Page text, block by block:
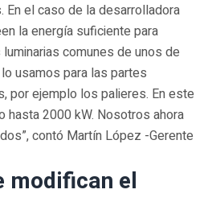
En el caso de la desarrolladora
la energía suficiente para
comunes de unos de
usamos para las partes
por ejemplo los palieres. En este
hasta 2000 kW. Nosotros ahora
contó Martín López -Gerente
modifican el